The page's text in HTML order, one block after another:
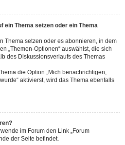
ein Thema setzen oder ein Thema
Thema setzen oder es abonnieren, in dem
„Themen-Optionen“ auswählst, die sich
des Diskussionsverlaufs des Themas
die Option „Mich benachrichtigen,
aktivierst, wird das Thema ebenfalls
im Forum den Link „Forum
der Seite befindet.